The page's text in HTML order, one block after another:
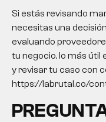
Si estás revisando
necesitas una
evaluando
tu negocio, lo más útil
y revisar tu caso con
https://labrutal.co/